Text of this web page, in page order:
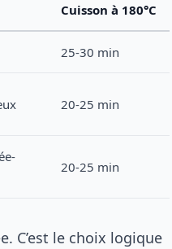
Cuisson à 180°C
25-30 min
20-25 min
20-25 min
C’est le choix logique